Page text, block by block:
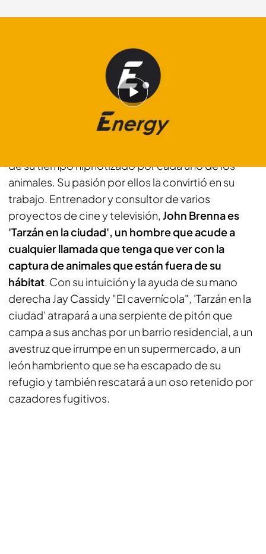
Creció en el Bronx (Nueva York), a pocos
de su tiempo hipnotizado por cada uno de los
animales. Su pasión por ellos la convirtió en su
trabajo. Entrenador y consultor de varios
proyectos de cine y televisión, John Brenna es
'Tarzán en la ciudad', un hombre que acude a
cualquier llamada que tenga que ver con la
captura de animales que están fuera de su
hábitat. Con su intuición y la ayuda de su mano
derecha Jay Cassidy "El cavernícola", 'Tarzán en la
ciudad' atrapará a una serpiente de pitón que
campa a sus anchas por un barrio residencial, a un
avestruz que irrumpe en un supermercado, a un
león hambriento que se ha escapado de su
refugio y también rescatará a un oso retenido por
cazadores fugitivos.